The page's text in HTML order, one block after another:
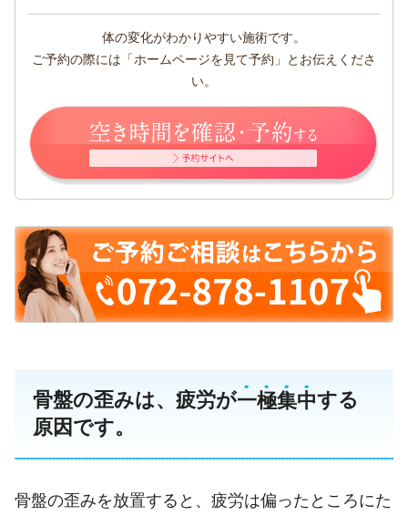
体の変化がわかりやすい施術です。
ご予約の際には「ホームページを見て予約」とお伝えくださ
い。
骨盤の歪みは、疲労が一極集中する
原因です。
骨盤の歪みを放置すると、疲労は偏ったところにた